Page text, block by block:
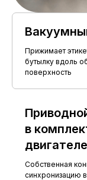
Отклонение
бутылок от
Расположение
плоскости дна
УСЛОВИЯ
Диапазон
температур
Прижимает
бутылку вдоль
поверхность
в
Собственная
синхронизацию